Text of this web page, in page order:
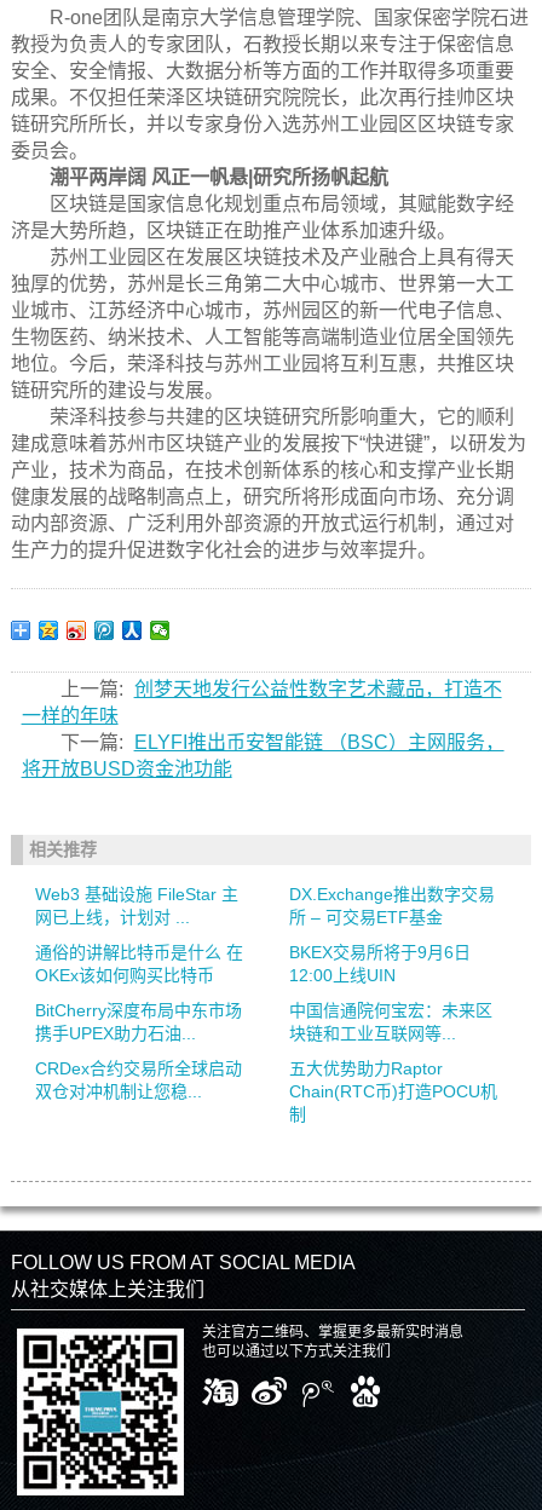
R-one团队是南京大学信息管理学院、国家保密学院石进
教授为负责人的专家团队，石教授长期以来专注于保密信息
安全、安全情报、大数据分析等方面的工作并取得多项重要
成果。不仅担任荣泽区块链研究院院长，此次再行挂帅区块
链研究所所长，并以专家身份入选苏州工业园区区块链专家
委员会。
潮平两岸阔 风正一帆悬|研究所扬帆起航
区块链是国家信息化规划重点布局领域，其赋能数字经
济是大势所趋，区块链正在助推产业体系加速升级。
苏州工业园区在发展区块链技术及产业融合上具有得天
独厚的优势，苏州是长三角第二大中心城市、世界第一大工
业城市、江苏经济中心城市，苏州园区的新一代电子信息、
生物医药、纳米技术、人工智能等高端制造业位居全国领先
地位。今后，荣泽科技与苏州工业园将互利互惠，共推区块
链研究所的建设与发展。
荣泽科技参与共建的区块链研究所影响重大，它的顺利
建成意味着苏州市区块链产业的发展按下“快进键”，以研发为
产业，技术为商品，在技术创新体系的核心和支撑产业长期
健康发展的战略制高点上，研究所将形成面向市场、充分调
动内部资源、广泛利用外部资源的开放式运行机制，通过对
生产力的提升促进数字化社会的进步与效率提升。
上一篇: 创梦天地发行公益性数字艺术藏品，打造不
一样的年味
下一篇:
ELYFI推出币安智能链 （BSC）主网服务，
将开放BUSD资金池功能
相关推荐
Web3 基础设施 FileStar 主
网已上线，计划对 ...
DX.Exchange推出数字交易
所 – 可交易ETF基金
通俗的讲解比特币是什么 在
OKEx该如何购买比特币
BKEX交易所将于9月6日
12:00上线UIN
BitCherry深度布局中东市场
携手UPEX助力石油...
中国信通院何宝宏：未来区
块链和工业互联网等...
CRDex合约交易所全球启动
双仓对冲机制让您稳...
五大优势助力Raptor
Chain(RTC币)打造POCU机
制
FOLLOW US FROM AT SOCIAL MEDIA
从社交媒体上关注我们
关注官方二维码、掌握更多最新实时消息
也可以通过以下方式关注我们